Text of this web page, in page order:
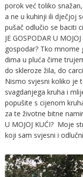
porok već toliko
a ne u kuhinji ili dječjoj
pušač odlučio se baciti
JE GOSPODAR U
gospodar? Tko
dima u pluća čime
do skleroze žila, do
Nismo svjesni koliko je
svagdanjega kruha i
popušite s cijenom
za te životne bitne
U MOJOJ KUĆI? Moje
koji sam svjesni i